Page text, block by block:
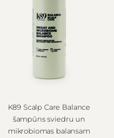
K89 Scalp Care Balance
šampūns sviedru un
mikrobiomas balansam